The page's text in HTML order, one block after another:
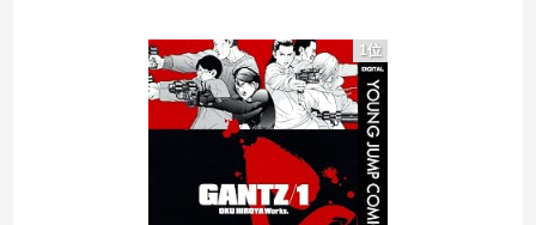
海外「同じ髪の長さでも女子はボーイッシュ、男子は女っぽい扱いになる」呼び名が逆転する境界線あるある…？
松のや「ママ応援企画」がなぜ許されない？「窮屈な世の中」に住む不幸、「尊重し合える社会」は遠ざかる一方
【移民政策反対】イオンの売り場で唐揚げを食う中国人の子供
1位